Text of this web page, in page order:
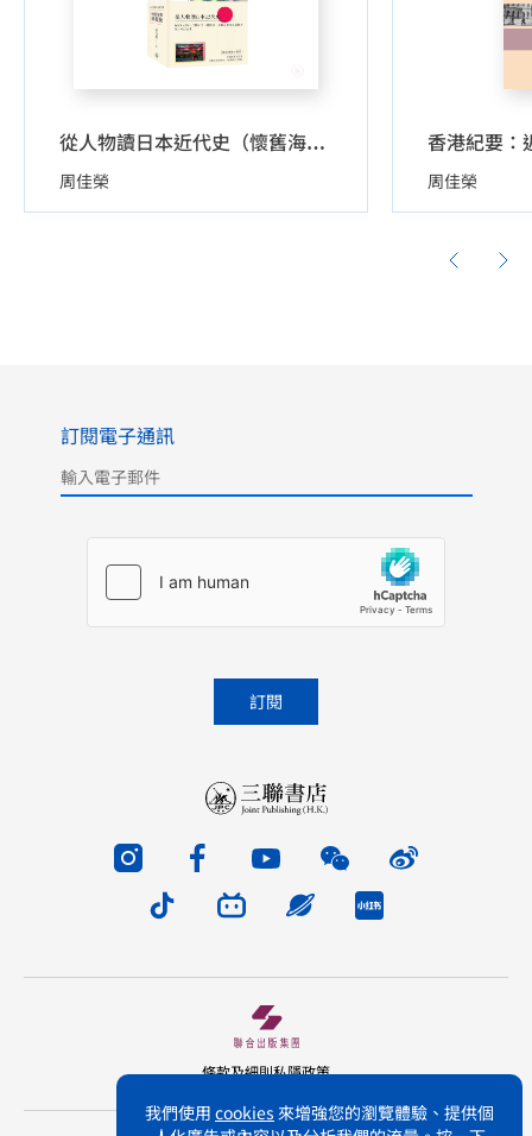
我們使用 cookies 來增強您的瀏覽體驗、提供個
從人物讀日本近代史（懷舊海報珍藏版）
周佳榮
香港紀要：
周佳榮
訂閱電子通訊
條款及細則私隱政策